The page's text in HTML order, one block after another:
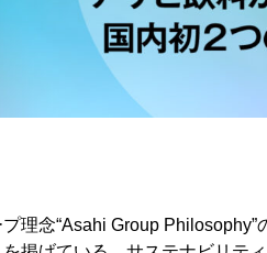
理念“Asahi Group